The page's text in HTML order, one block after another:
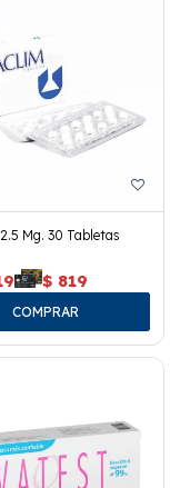
Mg. 30 Tabletas
$ 819